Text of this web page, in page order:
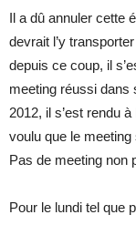
Il a dû annuler cette
devrait l’y
depuis ce coup, il
meeting réussi dans
2012, il s’est rendu
voulu que le meeting
Pas de meeting non
Pour le lundi tel que